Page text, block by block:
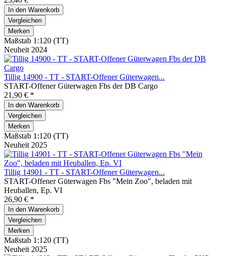
In den Warenkorb
Vergleichen
Merken
Maßstab 1:120 (TT)
Neuheit 2024
Tillig 14900 - TT - START-Offener Güterwagen...
START-Offener Güterwagen Fbs der DB Cargo
21,90 € *
In den Warenkorb
Vergleichen
Merken
Maßstab 1:120 (TT)
Neuheit 2025
Tillig 14901 - TT - START-Offener Güterwagen...
START-Offener Güterwagen Fbs "Mein Zoo", beladen mit
Heuballen, Ep. VI
26,90 € *
In den Warenkorb
Vergleichen
Merken
Maßstab 1:120 (TT)
Neuheit 2025